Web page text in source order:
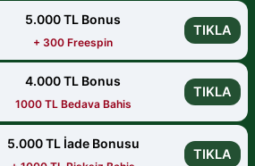
5.000 TL Bonus
+ 300 Freespin
TIKLA
4.000 TL Bonus
1000 TL Bedava Bahis
TIKLA
5.000 TL İade Bonusu
TIKLA